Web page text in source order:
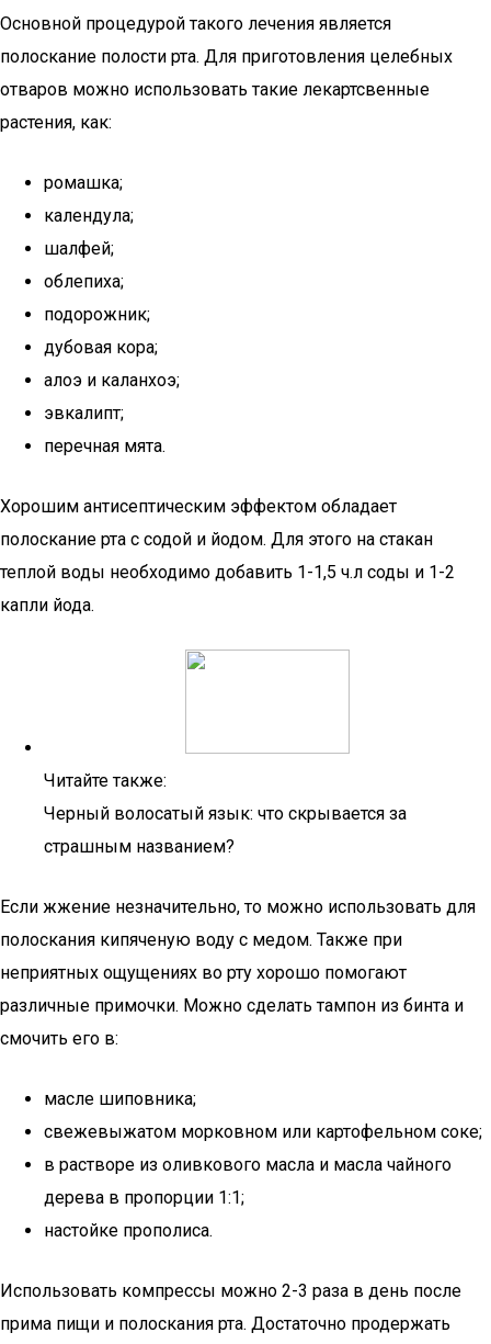
Основной процедурой такого лечения является
полоскание полости рта. Для приготовления целебных
отваров можно использовать такие лекартсвенные
растения, как:
ромашка;
календула;
шалфей;
облепиха;
подорожник;
дубовая кора;
алоэ и каланхоэ;
эвкалипт;
перечная мята.
Хорошим антисептическим эффектом обладает
полоскание рта с содой и йодом. Для этого на стакан
теплой воды необходимо добавить 1-1,5 ч.л соды и 1-2
капли йода.
Читайте также:
Черный волосатый язык: что скрывается за
страшным названием?
Если жжение незначительно, то можно использовать для
полоскания кипяченую воду с медом. Также при
неприятных ощущениях во рту хорошо помогают
различные примочки. Можно сделать тампон из бинта и
смочить его в:
масле шиповника;
свежевыжатом морковном или картофельном соке;
в растворе из оливкового масла и масла чайного
дерева в пропорции 1:1;
настойке прополиса.
Использовать компрессы можно 2-3 раза в день после
прима пищи и полоскания рта. Достаточно продержать